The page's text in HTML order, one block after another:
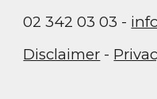
02 342 03 03 -
Disclaimer -